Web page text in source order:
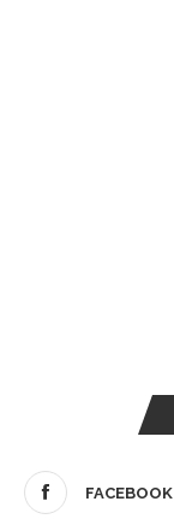
FACEBOOK